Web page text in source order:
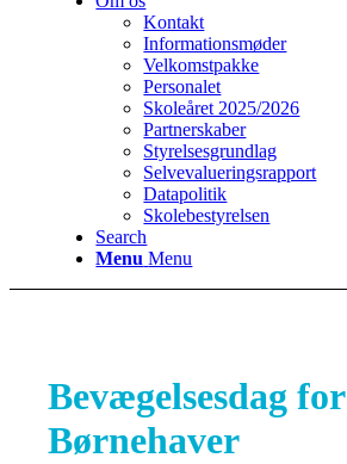
Kontakt
Informationsmøder
Velkomstpakke
Personalet
Skoleåret 2025/2026
Partnerskaber
Styrelsesgrundlag
Selvevalueringsrapport
Datapolitik
Skolebestyrelsen
Search
Menu Menu
Bevægelsesdag for
Børnehaver